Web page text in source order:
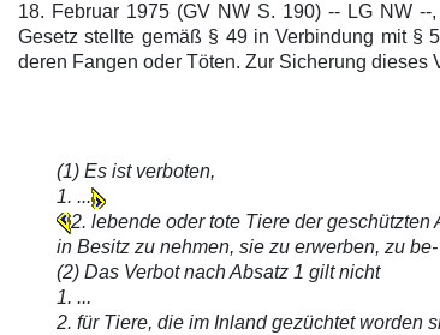
18. Februar 1975 (GV NW S. 190) -- LG NW
Gesetz stellte gemäß § 49 in Verbindung mit §
deren Fangen oder Töten. Zur Sicherung dieses
(1) Es ist verboten,
1. ...
2. lebende oder tote Tiere der geschützten
in Besitz zu nehmen, sie zu erwerben, zu
(2) Das Verbot nach Absatz 1 gilt nicht
1. ...
2. für Tiere, die im Inland gezüchtet worden